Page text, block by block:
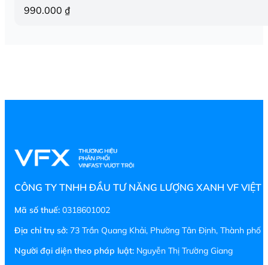
990.000 ₫
CÔNG TY TNHH ĐẦU TƯ NĂNG LƯỢNG XANH VF VIỆT
Mã số thuế: 0318601002
Địa chỉ trụ sở: 73 Trần Quang Khải, Phường Tân Định, Thành phố
Người đại diện theo pháp luật: Nguyễn Thị Trường Giang